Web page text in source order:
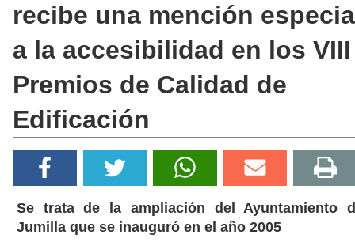
recibe una mención
a la accesibilidad en los VIII
Premios de Calidad de
Edificación
Se trata de la ampliación del Ayuntamiento
Jumilla que se inauguró en el año 2005